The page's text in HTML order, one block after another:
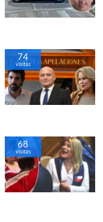
74
visitas
68
visitas